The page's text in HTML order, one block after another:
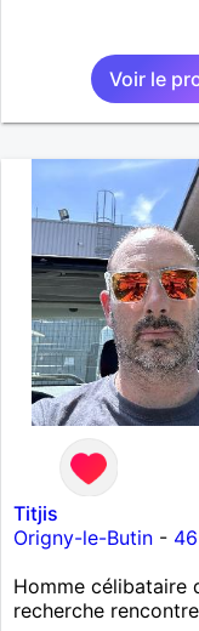
Voir le
Titjis
Origny-le-Butin -
Homme célibataire
recherche